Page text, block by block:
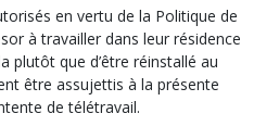
en vertu de la Politique de
à travailler dans leur résidence
plutôt que d’être réinstallé au
être assujettis à la présente
de télétravail.